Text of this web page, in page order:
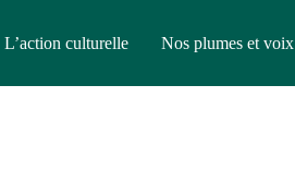
L’action culturelle Nos plumes et voix